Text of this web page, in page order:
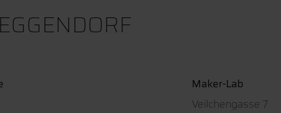
Maker-Lab
Veilchengasse 7